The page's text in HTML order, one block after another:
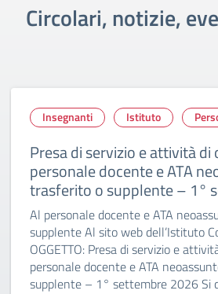
Circolari, notizie,
Insegnanti Istituto
Presa di servizio e attività
personale docente e ATA
trasferito o supplente – 1°
Al personale docente e ATA
supplente Al sito web dell’Istituto
OGGETTO: Presa di servizio e
personale docente e ATA
supplente – 1° settembre 2026 Si